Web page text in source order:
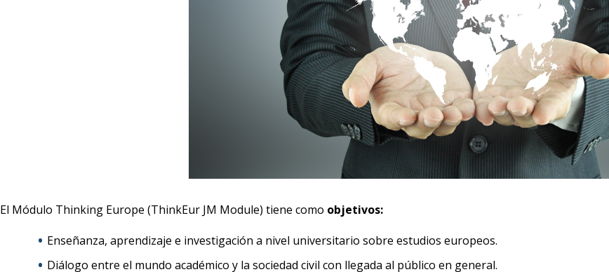
El Módulo Thinking Europe (ThinkEur JM Module) tiene como objetivos:
Enseñanza, aprendizaje e investigación a nivel universitario sobre estudios europeos.
Diálogo entre el mundo académico y la sociedad civil con llegada al público en general.